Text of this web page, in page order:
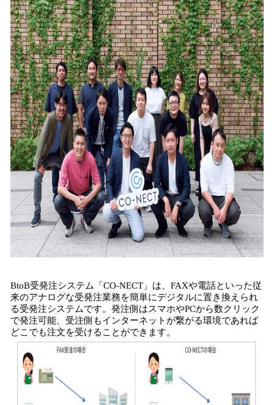
BtoB受発注システム「CO-NECT」は、FAXや電話といった従
来のアナログな受発注業務を簡単にデジタルに置き換えられ
る受発注システムです。発注側はスマホやPCから数クリック
で発注可能、受注側もインターネットが繋がる環境であれば
どこでも注⽂を受けることができます。